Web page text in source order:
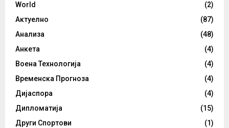
World
(2)
Актуелно
(87)
Анализа
(48)
Анкета
(4)
Воена Технологија
(4)
Временска Прогноза
(4)
Дијаспора
(4)
Дипломатија
(15)
Други Спортови
(1)